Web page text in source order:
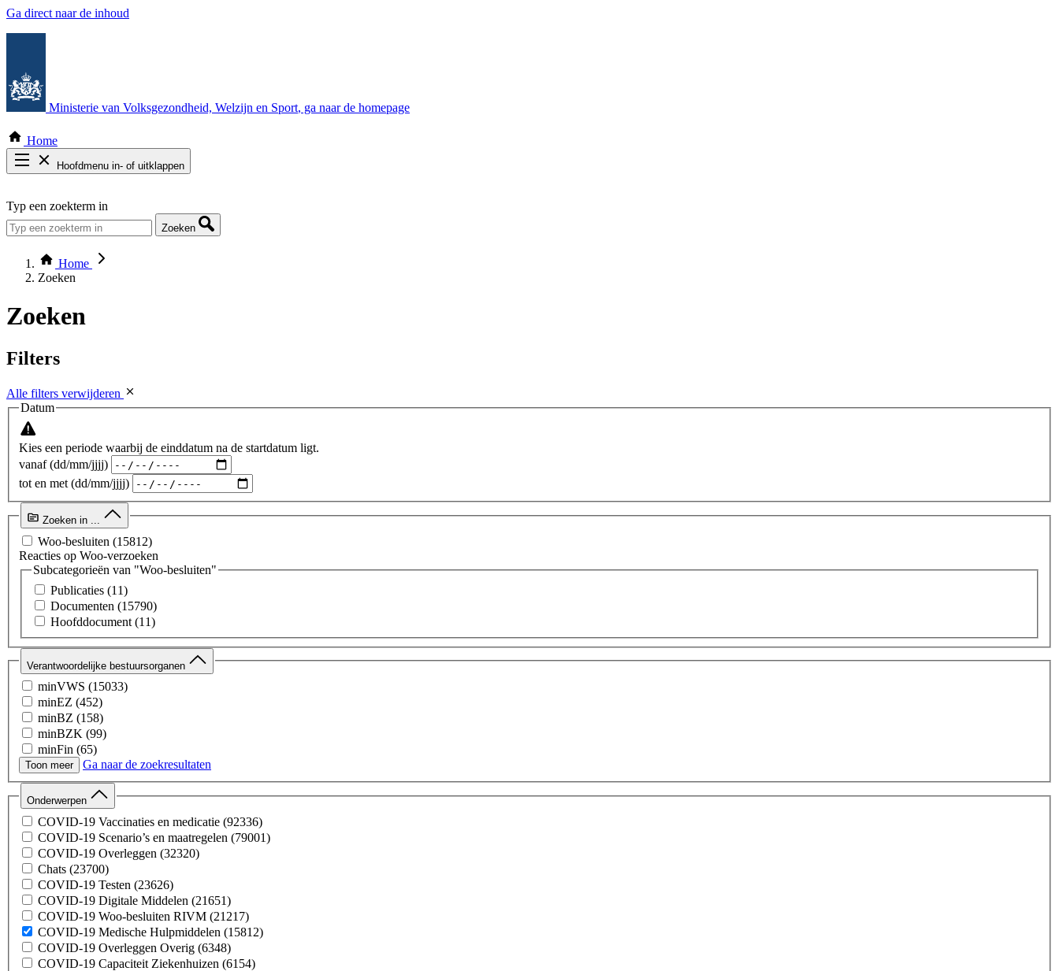
Ga direct naar de inhoud
Ministerie van Volksgezondheid, Welzijn en Sport, ga naar de homepage
Home
Hoofdmenu in- of uitklappen
Thema COVID-19
Bekijk per bestuursorgaan
Typ een zoekterm in
Zoeken
Home
Zoeken
Zoeken
Filters
Alle filters verwijderen
Datum
Kies een periode waarbij de einddatum na de startdatum ligt.
vanaf (dd/mm/jjjj)
tot en met (dd/mm/jjjj)
Zoeken in ...
Woo-besluiten (15812)
Reacties op Woo-verzoeken
Subcategorieën van "Woo-besluiten"
Publicaties (11)
Documenten (15790)
Hoofddocument (11)
Verantwoordelijke bestuursorganen
minVWS (15033)
minEZ (452)
minBZ (158)
minBZK (99)
minFin (65)
minAZ
(5)
Toon meer Ga naar de zoekresultaten
Onderwerpen
COVID-19 Vaccinaties en medicatie (92336)
COVID-19 Scenario’s en maatregelen (79001)
COVID-19 Overleggen (32320)
Chats (23700)
COVID-19 Testen (23626)
COVID-19 Digitale Middelen (21651)
COVID-19 Woo-besluiten RIVM (21217)
COVID-19 Medische Hulpmiddelen (15812)
COVID-19 Overleggen Overig (6348)
COVID-19 Capaciteit Ziekenhuizen (6154)